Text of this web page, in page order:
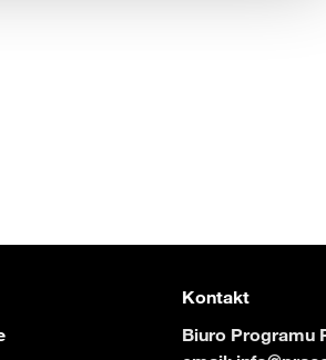
Kontakt
Biuro Programu